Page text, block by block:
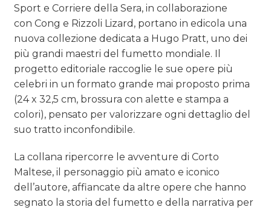
Sport e Corriere della Sera, in collaborazione
con Cong e Rizzoli Lizard, portano in edicola una
nuova collezione dedicata a Hugo Pratt, uno dei
più grandi maestri del fumetto mondiale. Il
progetto editoriale raccoglie le sue opere più
celebri in un formato grande mai proposto prima
(24 x 32,5 cm, brossura con alette e stampa a
colori), pensato per valorizzare ogni dettaglio del
suo tratto inconfondibile.
La collana ripercorre le avventure di Corto
Maltese, il personaggio più amato e iconico
dell’autore, affiancate da altre opere che hanno
segnato la storia del fumetto e della narrativa per